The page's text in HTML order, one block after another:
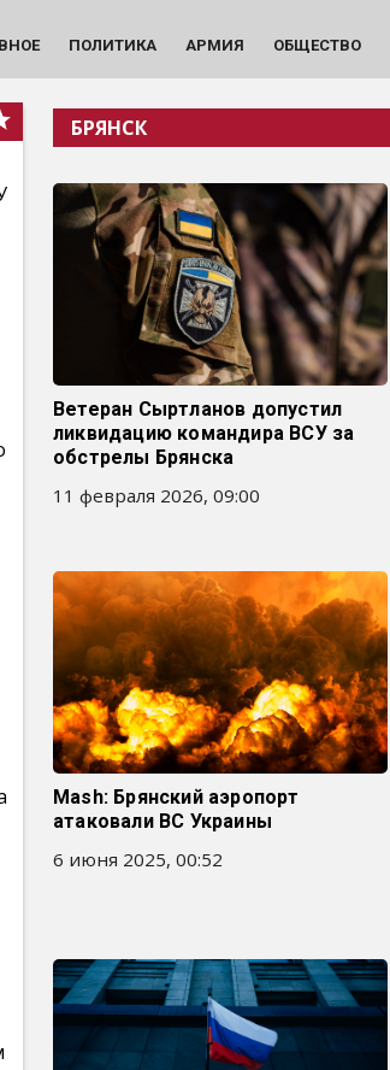
ПОЛИТИКА АРМИЯ ОБЩЕСТВО
БРЯНСК
Ветеран Сыртланов допустил
ликвидацию командира ВСУ за
обстрелы Брянска
11 февраля 2026, 09:00
Mash: Брянский аэропорт
атаковали ВС Украины
6 июня 2025, 00:52